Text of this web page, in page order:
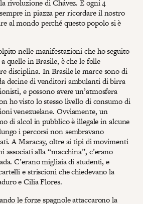
rivoluzione di Chávez. E ogni 4
in piazza per ricordare il nostro
al mondo perché questo popolo si è
nelle manifestazioni che ho seguito
quelle in Brasile, è che le folle
disciplina. In Brasile le marce sono di
decine di venditori ambulanti di birra
e possono avere un’atmosfera
ho visto lo stesso livello di consumo di
venezuelane. Ovviamente, un
di alcol in pubblico è illegale in alcune
i percorsi non sembravano
A Maracay, oltre ai tipi di movimenti
associati alla “macchina”, c’erano
C’erano migliaia di studenti, e
e striscioni che chiedevano la
e Cilia Flores.
le forze spagnole attaccarono la